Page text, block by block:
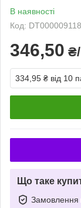
В наявності
Код: DT000009118
346,50
334,95 ₴ від 10
Що таке
Замовлення